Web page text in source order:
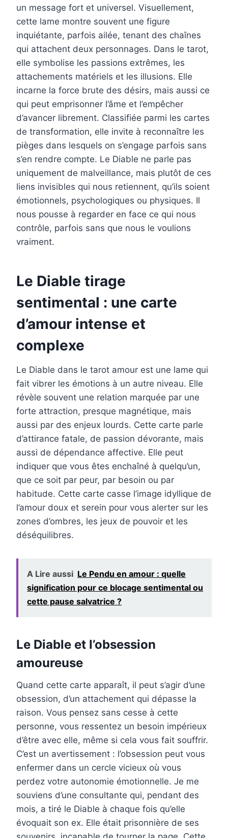
un message fort et universel. Visuellement,
cette lame montre souvent une figure
inquiétante, parfois ailée, tenant des chaînes
qui attachent deux personnages. Dans le tarot,
elle symbolise les passions extrêmes, les
attachements matériels et les illusions. Elle
incarne la force brute des désirs, mais aussi ce
qui peut emprisonner l’âme et l’empêcher
d’avancer librement. Classifiée parmi les cartes
de transformation, elle invite à reconnaître les
pièges dans lesquels on s’engage parfois sans
s’en rendre compte. Le Diable ne parle pas
uniquement de malveillance, mais plutôt de ces
liens invisibles qui nous retiennent, qu’ils soient
émotionnels, psychologiques ou physiques. Il
nous pousse à regarder en face ce qui nous
contrôle, parfois sans que nous le voulions
vraiment.
Le Diable tirage
sentimental : une carte
d’amour intense et
complexe
Le Diable dans le tarot amour est une lame qui
fait vibrer les émotions à un autre niveau. Elle
révèle souvent une relation marquée par une
forte attraction, presque magnétique, mais
aussi par des enjeux lourds. Cette carte parle
d’attirance fatale, de passion dévorante, mais
aussi de dépendance affective. Elle peut
indiquer que vous êtes enchaîné à quelqu’un,
que ce soit par peur, par besoin ou par
habitude. Cette carte casse l’image idyllique de
l’amour doux et serein pour vous alerter sur les
zones d’ombres, les jeux de pouvoir et les
déséquilibres.
A Lire aussi Le Pendu en amour : quelle
signification pour ce blocage sentimental ou
cette pause salvatrice ?
Le Diable et l’obsession
amoureuse
Quand cette carte apparaît, il peut s’agir d’une
obsession, d’un attachement qui dépasse la
raison. Vous pensez sans cesse à cette
personne, vous ressentez un besoin impérieux
d’être avec elle, même si cela vous fait souffrir.
C’est un avertissement : l’obsession peut vous
enfermer dans un cercle vicieux où vous
perdez votre autonomie émotionnelle. Je me
souviens d’une consultante qui, pendant des
mois, a tiré le Diable à chaque fois qu’elle
évoquait son ex. Elle était prisonnière de ses